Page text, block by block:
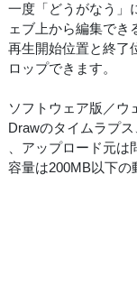
一度「どうがなう」
ェブ上から編集でき
再生開始位置と終了
ロップできます。
ソフトウェア版／ウ
Drawのタイムラプ
、アップロード元は
容量は200MB以下の